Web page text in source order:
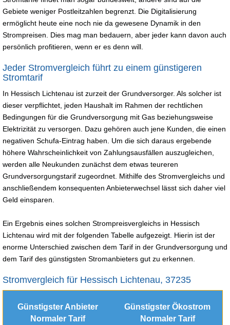
Gebiete weniger Postleitzahlen begrenzt. Die Digitalisierung
ermöglicht heute eine noch nie da gewesene Dynamik in den
Strompreisen. Dies mag man bedauern, aber jeder kann davon auch
persönlich profitieren, wenn er es denn will.
Jeder Stromvergleich führt zu einem günstigeren
Stromtarif
In Hessisch Lichtenau ist zurzeit der Grundversorger. Als solcher ist
dieser verpflichtet, jeden Haushalt im Rahmen der rechtlichen
Bedingungen für die Grundversorgung mit Gas beziehungsweise
Elektrizität zu versorgen. Dazu gehören auch jene Kunden, die einen
negativen Schufa-Eintrag haben. Um die sich daraus ergebende
höhere Wahrscheinlichkeit von Zahlungsausfällen auszugleichen,
werden alle Neukunden zunächst dem etwas teureren
Grundversorgungstarif zugeordnet. Mithilfe des Stromvergleichs und
anschließendem konsequenten Anbieterwechsel lässt sich daher viel
Geld einsparen.
Ein Ergebnis eines solchen Strompreisvergleichs in Hessisch
Lichtenau wird mit der folgenden Tabelle aufgezeigt. Hierin ist der
enorme Unterschied zwischen dem Tarif in der Grundversorgung und
dem Tarif des günstigsten Stromanbieters gut zu erkennen.
Stromvergleich für Hessisch Lichtenau, 37235
Günstigster Anbieter
Normaler Tarif
Günstigster Ökostrom
Normaler Tarif